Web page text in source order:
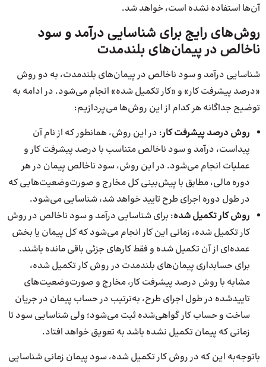
آن‌ها استفاده نشده است، خواهد شد.
روش‌های رایج برای شناسایی درآمد و سود
ناخالص در پیمان‌های بلندمدت
شناسایی درآمد و سود ناخالص در پیمان‌های بلندمدت، به دو روش
«درصد پیشرفت کار» و «کار تکمیل شده» انجام می‌شود. در ادامه به
توضیح جداگانه هر کدام از این روش‌ها می‌پردازیم:
روش درصد پیشرفت کار: در این روش، همانطور که از نام آن
پیداست، درآمد و سود ناخالص متناسب با درصد پیشرفت کار و
عملیات انجام می‌شود. در این روش، سود ناخالص پیمان در هر
دوره مالی، مطابق با پیش‌بینی کل مخارج و صورت‌وضعیت‌هایی که
در طول دوره اجرای طرح تایید خواهد شد، شناسایی می‌شود.
روش کار تکمیل شده: برای شناسایی درآمد و سود ناخالص در روش
کار تکمیل شده، زمانی این کار انجام می‌شود که کل پیمان یا بخش
عمده‌ای از آن تکمیل شده و فقط کارهای جزئی باقی مانده باشند.
برای حسابداری پیمان‌های بلندمدت در روش کار تکمیل شده،
مشابه با روش درصد پیشرفت کار، مخارج و صورت‌وضعیت‌های
تاییدشده در طول اجرای طرح، به‌ترتیب در حساب پیمان در جریان
ساخت و حساب کار گواهی‌شده ثبت می‌شود؛ ولی شناسایی سود تا
زمانی که پیمان تکمیل نشده باشد به تعویق خواهد افتاد.
باتوجه‌به این که در روش کار تکمیل شده، سود پیمان زمانی شناسایی